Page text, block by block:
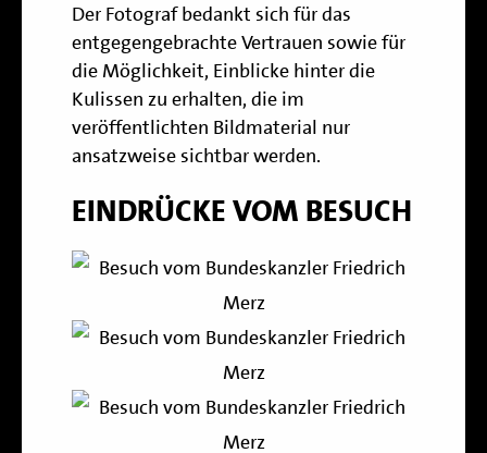
Der Fotograf bedankt sich für das
entgegengebrachte Vertrauen sowie für
die Möglichkeit, Einblicke hinter die
Kulissen zu erhalten, die im
veröffentlichten Bildmaterial nur
ansatzweise sichtbar werden.
EINDRÜCKE VOM BESUCH